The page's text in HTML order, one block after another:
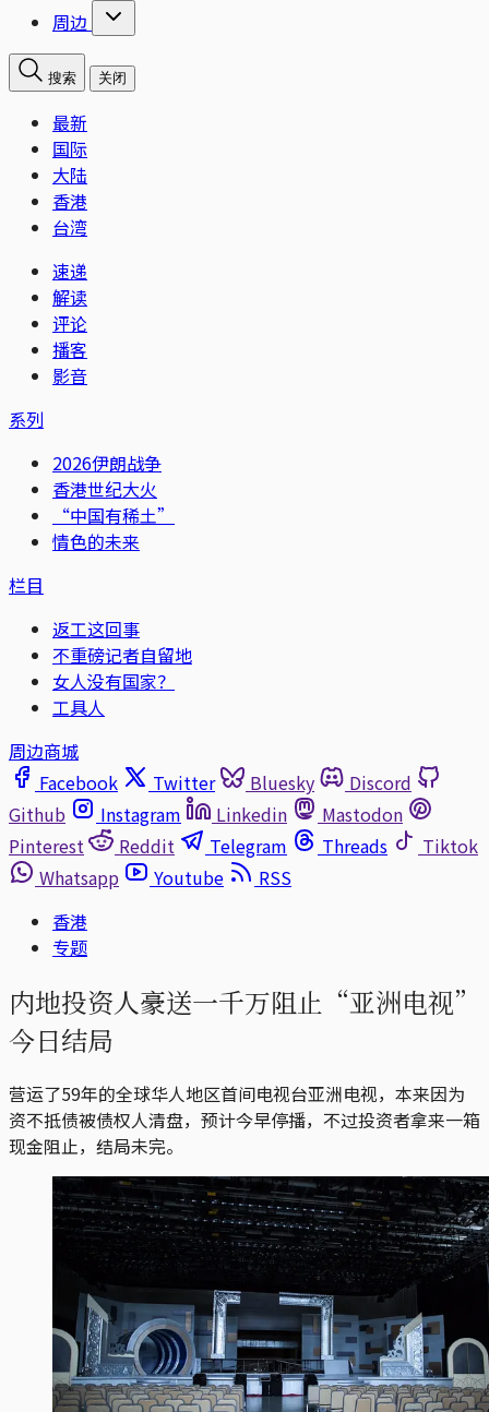
周边
搜索 关闭
最新
国际
大陆
香港
台湾
速递
解读
评论
播客
影音
系列
2026伊朗战争
香港世纪大火
“中国有稀土”
情色的未来
栏目
返工这回事
不重磅记者自留地
女人没有国家？
工具人
周边商城
Facebook
Twitter Bluesky
Discord
Github
Instagram Linkedin
Mastodon
Pinterest
Reddit Telegram Threads
Tiktok
Whatsapp
Youtube
RSS
香港
专题
内地投资人豪送一千万阻止“亚洲电视”
今日结局
营运了59年的全球华人地区首间电视台亚洲电视，本来因为
资不抵债被债权人清盘，预计今早停播，不过投资者拿来一箱
现金阻止，结局未完。